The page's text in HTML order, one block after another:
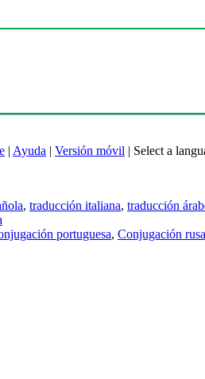
| Ayuda | Versión móvil | Select a
, traducción italiana, traducción
portuguesa, Conjugación rusa